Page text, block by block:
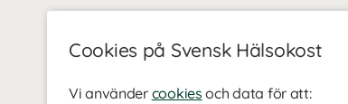
Cookies på Svensk Hälsokost
Vi använder cookies och data för att: